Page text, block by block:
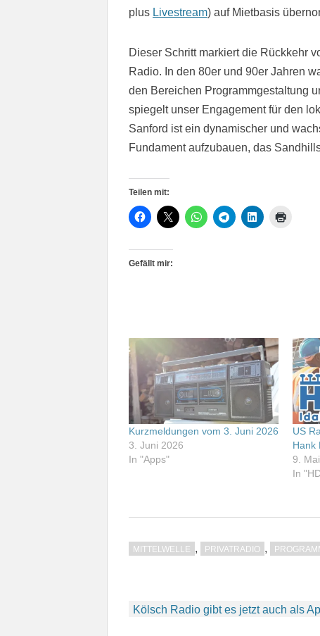
plus Livestream) auf Mietbasis
Dieser Schritt markiert die Rückkehr
Radio. In den 80er und 90er Jahren
den Bereichen Programmgestaltung
spiegelt unser Engagement für den
Sanford ist ein dynamischer und
Fundament aufzubauen, das
Teilen mit:
Gefällt mir:
Kurzmeldungen vom 3. Juni 2026
3. Juni 2026
In "Apps"
US
Hank
9.
In
MITTELWELLE , PRIVATRADIO ,
Beitragsnavigation
Kölsch Radio gibt es jetzt auch als